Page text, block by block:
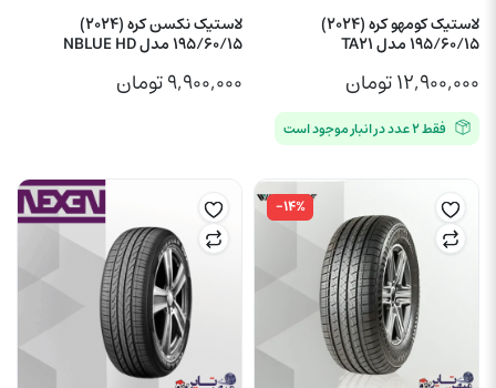
لاستیک کومهو کره (2024)
195/60/15 مدل TA21
۱۲,۹۰۰,۰۰۰تومان
فقط ۲ عدد در انبار موجود است
لاستیک نکسن کره (2024)
195/60/15 مدل NBLUE HD
۹,۹۰۰,۰۰۰تومان
-۱۴%